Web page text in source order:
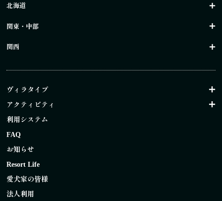
北海道
関東・中部
関西
ヴィラタイプ
アクティビティ
利用システム
FAQ
お知らせ
Resort Life
愛犬家の皆様
法人利用